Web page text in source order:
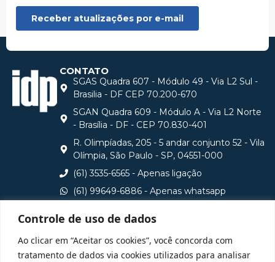
Controle de uso de dados
Ao clicar em “Aceitar os cookies”, você concorda com
tratamento de dados via cookies utilizados para analisar
CONTATO
SGAS Quadra 607 - Módulo 49 - Via L2 Sul -
Brasilia - DF CEP 70.200-670
SGAN Quadra 609 - Módulo A - Via L2 Norte
- Brasília - DF - CEP 70.830-401
R. Olimpíadas, 205 - 5 andar conjunto 52 - Vila
Olímpia, São Paulo - SP, 04551-000
(61) 3535-6565 - Apenas ligação
(61) 99649-6886 - Apenas whatsapp
Consulte aqui o cadastro da Instituição no Sistema e-
MEC